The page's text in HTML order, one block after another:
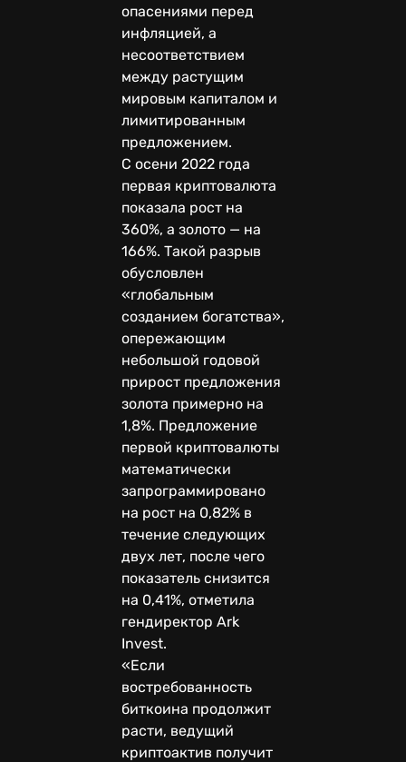
опасениями перед
инфляцией, а
несоответствием
между растущим
мировым капиталом и
лимитированным
предложением.
С осени 2022 года
первая криптовалюта
показала рост на
360%, а золото — на
166%. Такой разрыв
обусловлен
«глобальным
созданием богатства»,
опережающим
небольшой годовой
прирост предложения
золота примерно на
1,8%. Предложение
первой криптовалюты
математически
запрограммировано
на рост на 0,82% в
течение следующих
двух лет, после чего
показатель снизится
на 0,41%, отметила
гендиректор Ark
Invest.
«Если
востребованность
биткоина продолжит
расти, ведущий
криптоактив получит